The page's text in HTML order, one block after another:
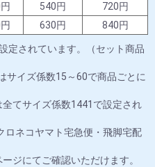
540円
720円
630円 840円
定されています。（セット商品
サイズ係数15～60で商品ごとに
てサイズ係数1441で設定され
ロネコヤマト宅急便・飛脚宅配
ジにてご確認いただけます。